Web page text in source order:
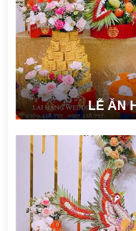
LỄ ĂN